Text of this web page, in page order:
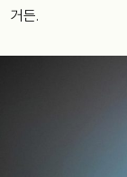
거든.